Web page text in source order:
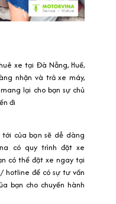
xe tại Đà Nẵng, Huế,
nhận và trả xe máy,
lại cho bạn sự chủ
đi
của bạn sẽ dễ dàng
có quy trình đặt xe
có thể đặt xe ngay tại
hotline để có sự tư vấn
bạn cho chuyến hành